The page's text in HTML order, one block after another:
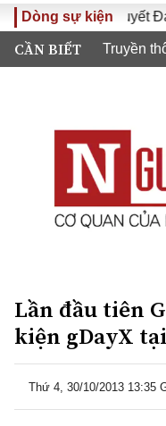
Dòng sự kiện
Đưa Nghị quyết Đại hội
CẦN BIẾT Truyền
Lần đầu tiên
kiện gDayX
Thứ 4, 30/10/2013 13:35